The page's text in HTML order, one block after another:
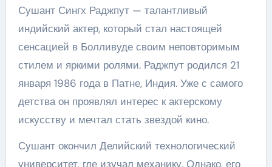
Сушант Сингх Раджпут — талантливый
индийский актер, который стал настоящей
сенсацией в Болливуде своим неповторимым
стилем и яркими ролями. Раджпут родился 21
января 1986 года в Патне, Индия. Уже с самого
детства он проявлял интерес к актерскому
искусству и мечтал стать звездой кино.
Сушант окончил Делийский технологический
университет, где изучал механику. Однако, его